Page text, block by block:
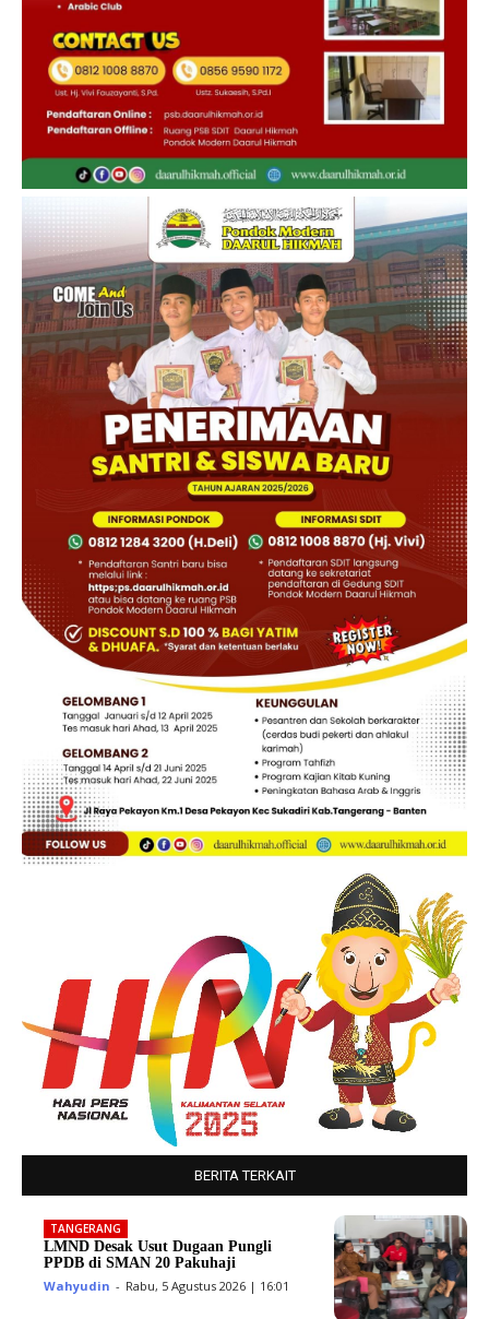
BERITA TERKAIT
TANGERANG
LMND Desak Usut Dugaan Pungli
PPDB di SMAN 20 Pakuhaji
Wahyudin - Rabu, 5 Agustus 2026 | 16:01